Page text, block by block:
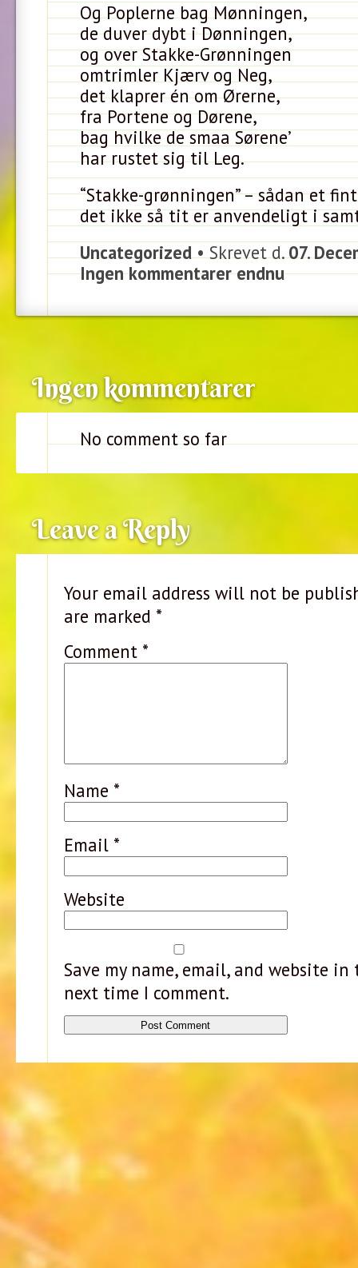
Og Poplerne bag Mønningen,
de duver dybt i Dønningen,
og over Stakke-Grønningen
omtrimler Kjærv og Neg,
det klaprer én om Ørerne,
fra Portene og Dørene,
bag hvilke de smaa Sørene’
har rustet sig til Leg.
“Stakke-grønningen” – sådan et
det ikke så tit er anvendeligt i
Uncategorized• Skrevet d.07.
Ingen kommentarer endnu
Ingen kommentarer
No comment so far
Leave a Reply
Your email address will not be
are marked *
Comment *
Name *
Email *
Website
Save my name, email, and website
next time I comment.